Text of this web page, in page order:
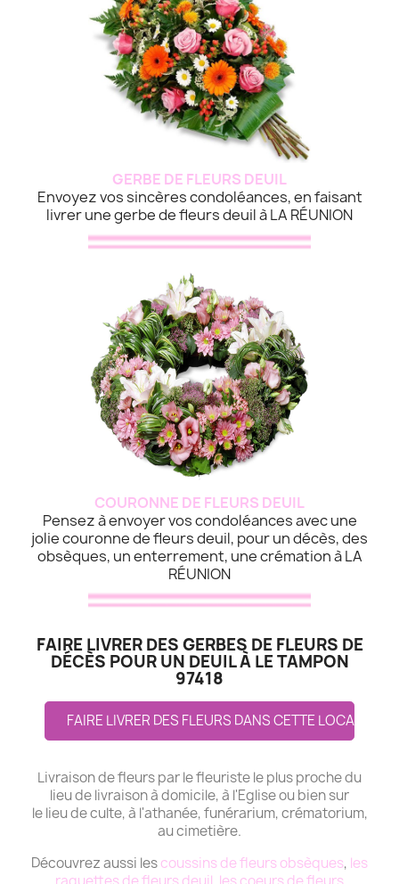
GERBE DE FLEURS DEUIL
Envoyez vos sincères condoléances, en faisant
livrer une gerbe de fleurs deuil à LA RÉUNION
COURONNE DE FLEURS DEUIL
Pensez à envoyer vos condoléances avec une
jolie couronne de fleurs deuil, pour un décès, des
obsèques, un enterrement, une crémation à LA
RÉUNION
FAIRE LIVRER DES GERBES DE FLEURS DE
DÉCÈS POUR UN DEUIL À LE TAMPON
97418
FAIRE LIVRER DES FLEURS DANS CETTE LOCALITE
Livraison de fleurs par le fleuriste le plus proche du
lieu de livraison à domicile, à l'Eglise ou bien sur
le lieu de culte, à l'athanée, funérarium, crématorium,
au cimetière.
Découvrez aussi lescoussins de fleurs obsèques, les